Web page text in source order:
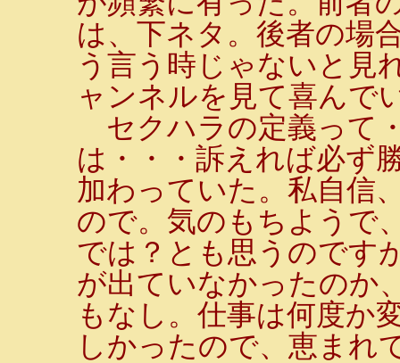
は、下ネタ。後者の場
う言う時じゃないと見
ャンネルを見て喜んで
セクハラの定義って
は・・・訴えれば必ず
加わっていた。私自信
ので。気のもちようで
では？とも思うのです
が出ていなかったのか
もなし。仕事は何度か
しかったので、恵まれ